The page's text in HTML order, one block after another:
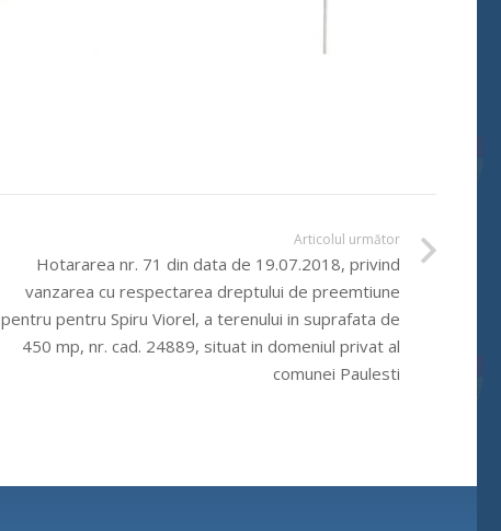
Articolul următor
Hotararea nr. 71 din data de 19.07.2018, privind
vanzarea cu respectarea dreptului de preemtiune
pentru pentru Spiru Viorel, a terenului in suprafata de
450 mp, nr. cad. 24889, situat in domeniul privat al
comunei Paulesti